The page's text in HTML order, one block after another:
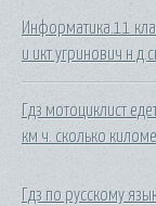
Информатика.11
и икт угринович н
Гдз мотоциклист
км ч. сколько
Гдз по русскому